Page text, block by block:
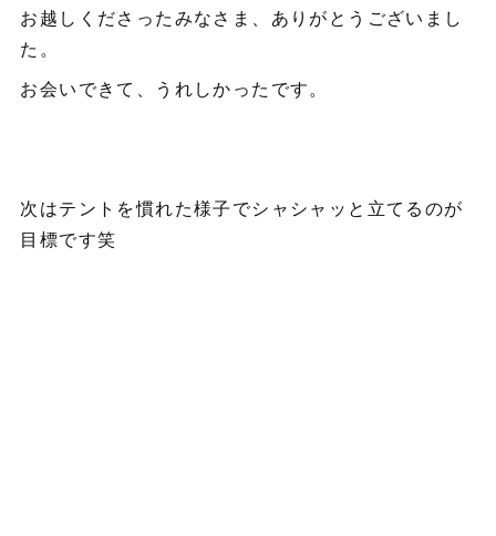
お越しくださったみなさま、ありがとうございまし
た。
お会いできて、うれしかったです。
次はテントを慣れた様子でシャシャッと立てるのが
目標です笑